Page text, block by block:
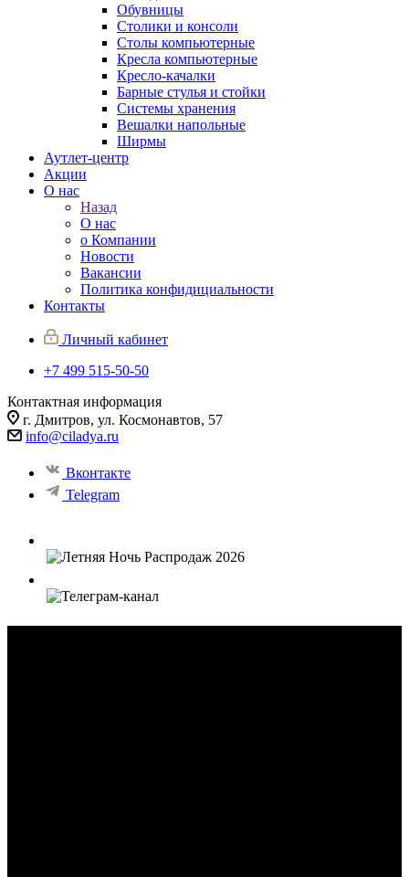
Обувницы
Столики и консоли
Столы компьютерные
Кресла компьютерные
Кресло-качалки
Барные стулья и стойки
Системы хранения
Вешалки напольные
Ширмы
Аутлет-центр
Акции
О нас
Назад
О нас
о Компании
Новости
Вакансии
Политика конфидициальности
Контакты
Личный кабинет
+7 499 515-50-50
Контактная информация
г. Дмитров, ул. Космонавтов, 57
info@ciladya.ru
Вконтакте
Telegram